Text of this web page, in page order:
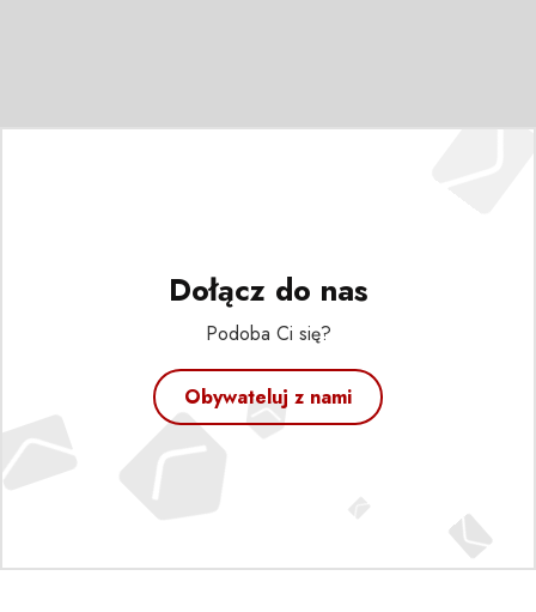
Dołącz do nas
Podoba Ci się?
Obywateluj z nami